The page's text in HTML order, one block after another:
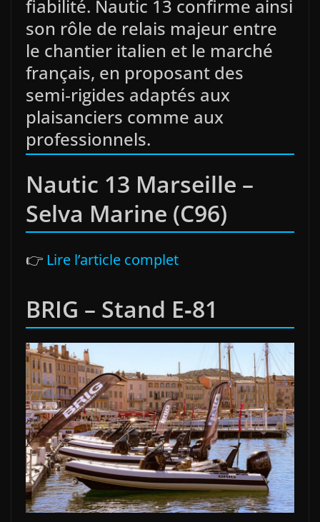
fiabilité. Nautic 13 confirme ainsi
son rôle de relais majeur entre
le chantier italien et le marché
français, en proposant des
semi‑rigides adaptés aux
plaisanciers comme aux
professionnels.
Nautic 13 Marseille –
Selva Marine (C96)
👉 Lire l’article complet
BRIG – Stand E‑81